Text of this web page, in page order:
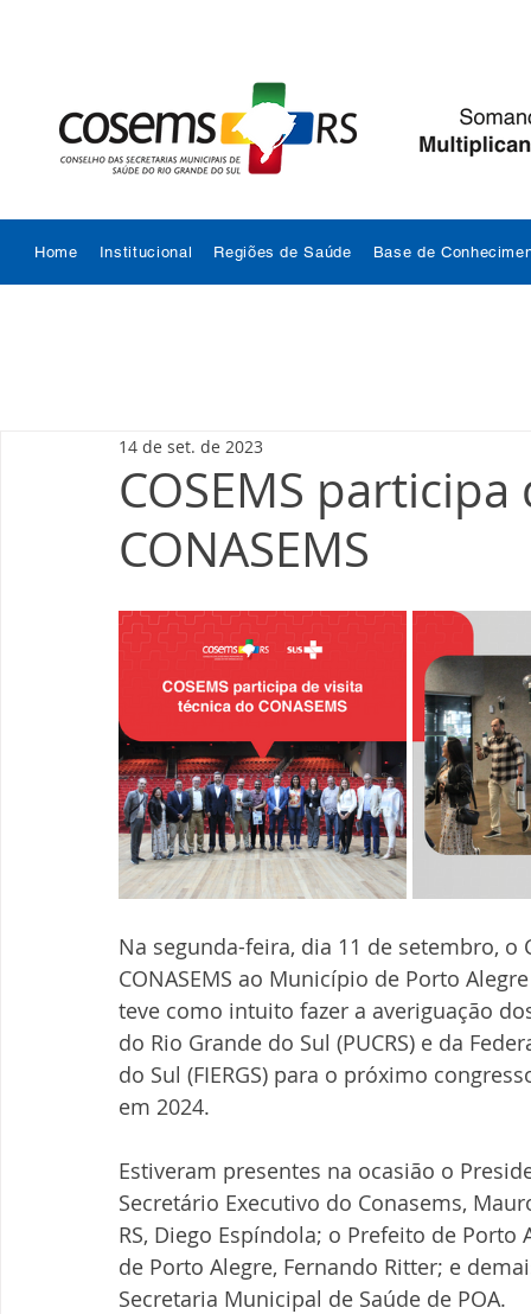
Home Institucional Regiões de Saúde Base de
COSEMS
CONASEMS
14 de set. de 2023
Na segunda-feira, dia 11 de setembro, o
CONASEMS ao Município de Porto
teve como intuito fazer a averiguação
do Rio Grande do Sul (PUCRS) e da
do Sul (FIERGS) para o próximo
em 2024.
Estiveram presentes na ocasião o
Secretário Executivo do Conasems,
RS, Diego Espíndola; o Prefeito de
de Porto Alegre, Fernando Ritter; e
Secretaria Municipal de Saúde de POA.